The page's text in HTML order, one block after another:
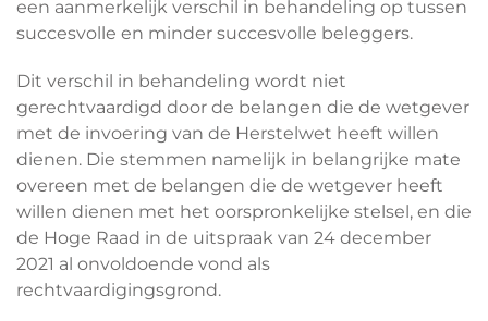
een aanmerkelijk verschil in behandeling op tussen
succesvolle en minder succesvolle beleggers.
Dit verschil in behandeling wordt niet
gerechtvaardigd door de belangen die de wetgever
met de invoering van de Herstelwet heeft willen
dienen. Die stemmen namelijk in belangrijke mate
overeen met de belangen die de wetgever heeft
willen dienen met het oorspronkelijke stelsel, en die
de Hoge Raad in de uitspraak van 24 december
2021 al onvoldoende vond als
rechtvaardigingsgrond.